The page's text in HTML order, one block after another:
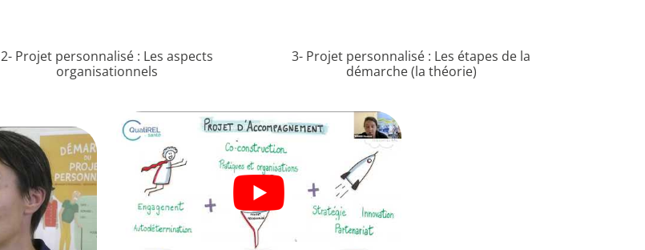
2- Projet personnalisé : Les aspects
organisationnels
3- Projet personnalisé : Les étapes de la
démarche (la théorie)